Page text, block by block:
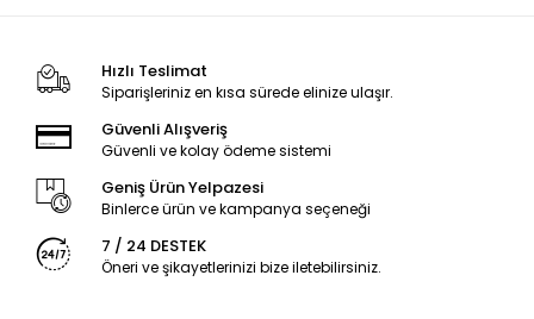
Hızlı Teslimat
Siparişleriniz en kısa sürede elinize ulaşır.
Güvenli Alışveriş
Güvenli ve kolay ödeme sistemi
Geniş Ürün Yelpazesi
Binlerce ürün ve kampanya seçeneği
7 / 24 DESTEK
Öneri ve şikayetlerinizi bize iletebilirsiniz.